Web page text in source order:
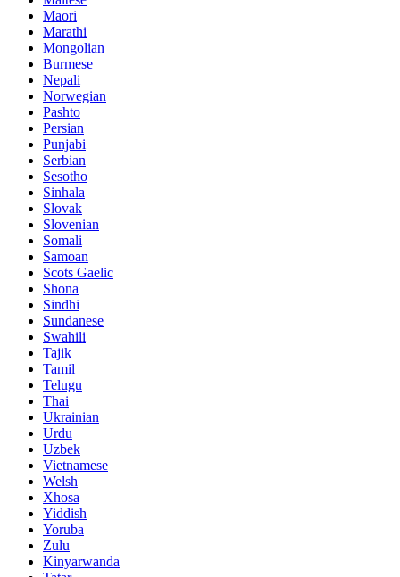
Maori
Marathi
Mongolian
Burmese
Nepali
Norwegian
Pashto
Persian
Punjabi
Serbian
Sesotho
Sinhala
Slovak
Slovenian
Somali
Samoan
Scots Gaelic
Shona
Sindhi
Sundanese
Swahili
Tajik
Tamil
Telugu
Thai
Ukrainian
Urdu
Uzbek
Vietnamese
Welsh
Xhosa
Yiddish
Yoruba
Zulu
Kinyarwanda